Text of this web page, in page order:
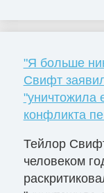
"Я больше
Свифт
"уничтожила
конфликта
Тейлор
человеком